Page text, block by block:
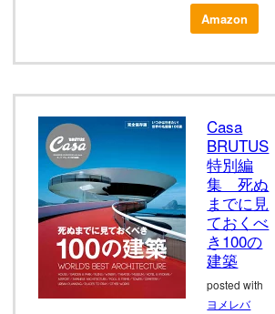
Amazon
Casa
BRUTUS
特別編
集 死ぬ
までに見
ておくべ
き100の
建築
posted with
ヨメレバ